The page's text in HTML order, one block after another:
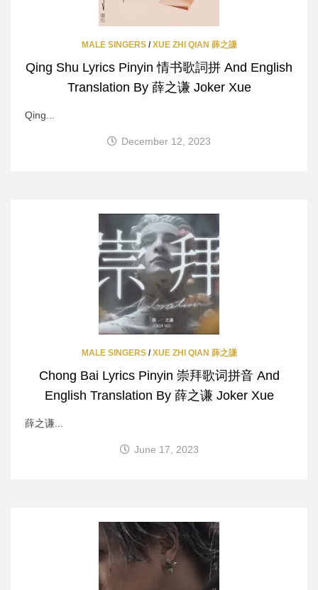
MALE SINGERS/ XUE ZHI QIAN 薛之謙
Qing Shu Lyrics Pinyin 情书歌詞拼 And English
Translation By 薛之谦 Joker Xue
Qing...
December 12, 2023
MALE SINGERS/ XUE ZHI QIAN 薛之謙
Chong Bai Lyrics Pinyin 崇拜歌词拼音 And
English Translation By 薛之谦 Joker Xue
薛之谦...
June 17, 2023